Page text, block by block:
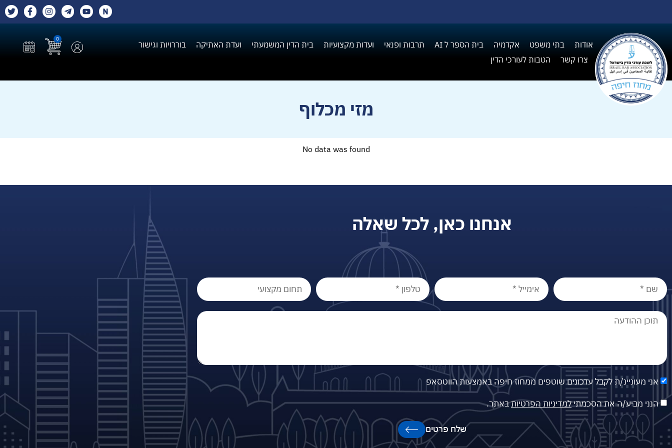
אודות בתי משפט אקדמיה בית הספר ל AI תרבות ופנאי ועדות מקצועיות בית הדין המשמעתי ועדת האתיקה
בוררויות וגישור
צרו קשר
הטבות לעורכי הדין
0
מזי מכלוף
No data was found
אנחנו כאן, לכל שאלה
אני מעוניינ/ת לקבל עדכונים שוטפים ממחוז חיפה באמצעות הווטסאפ
הנני מביע/ה את הסכמתילמדיניות הפרטיותבאתר.
שלח פרטים